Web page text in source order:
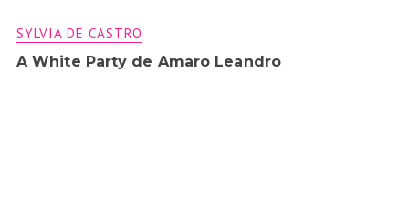
SYLVIA DE CASTRO
A White Party de Amaro Leandro